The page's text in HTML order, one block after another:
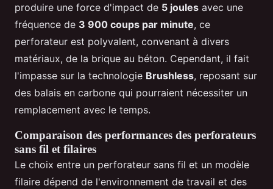
produire une force d'impact de 5 joules avec une
fréquence de 3 900 coups par minute, ce
perforateur est polyvalent, convenant à divers
matériaux, de la brique au béton. Cependant, il fait
l'impasse sur la technologie Brushless, reposant sur
des balais en carbone qui pourraient nécessiter un
remplacement avec le temps.
Comparaison des performances des perforateurs
sans fil et filaires
Le choix entre un perforateur sans fil et un modèle
filaire dépend de l'environnement de travail et des